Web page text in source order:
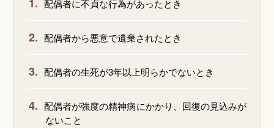
1. 配偶者に不貞な行為があったとき
2. 配偶者から悪意で遺棄されたとき
3. 配偶者の生死が3年以上明らかでないとき
4. 配偶者が強度の精神病にかかり、回復の見込みが
ないこと